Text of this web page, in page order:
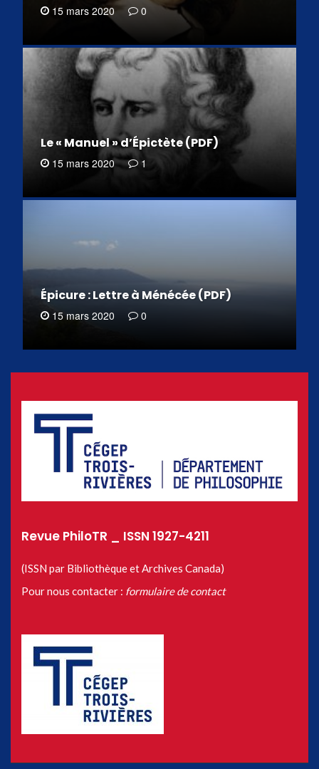
15 mars 2020 0
Le « Manuel » d’Épictète (PDF)
15 mars 2020 1
Épicure : Lettre à Ménécée (PDF)
15 mars 2020 0
Revue PhiloTR _ ISSN 1927-4211
(ISSN par Bibliothèque et Archives Canada)
Pour nous contacter : formulaire de contact